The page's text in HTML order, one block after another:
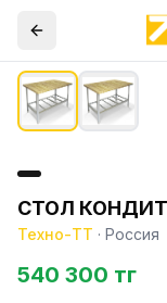
СТОЛ
Техно-ТТ · Россия
540 300 тг